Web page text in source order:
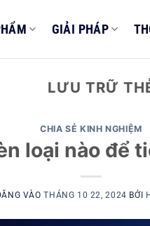
GIẢI PHÁP
LƯU TRỮ
CHIA SẺ KINH NGHIỆM
loại nào để
VÀOTHÁNG 10 22, 2024 BỞI